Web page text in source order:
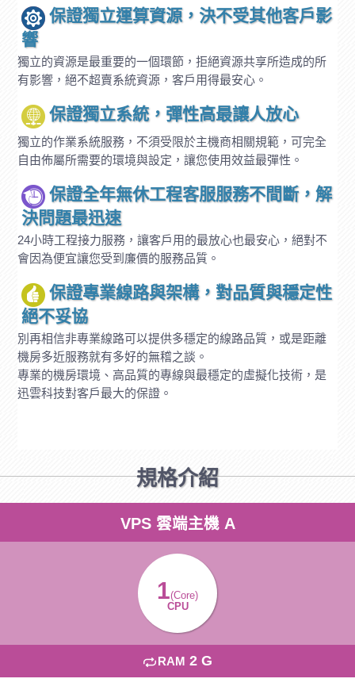
保證獨立運算資源，決不受其他客戶影
響
獨立的資源是最重要的一個環節，拒絕資源共享所造成的所
有影響，絕不超賣系統資源，客戶用得最安心。
保證獨立系統，彈性高最讓人放心
獨立的作業系統服務，不須受限於主機商相關規範，可完全
自由佈屬所需要的環境與設定，讓您使用效益最彈性。
保證全年無休工程客服服務不間斷，解
決問題最迅速
24小時工程接力服務，讓客戶用的最放心也最安心，絕對不
會因為便宜讓您受到廉價的服務品質。
保證專業線路與架構，對品質與穩定性
絕不妥協
別再相信非專業線路可以提供多穩定的線路品質，或是距離
機房多近服務就有多好的無稽之談。
專業的機房環境、高品質的專線與最穩定的虛擬化技術，是
迅雲科技對客戶最大的保證。
規格介紹
VPS 雲端主機 A
1(Core)
CPU
RAM 2 G